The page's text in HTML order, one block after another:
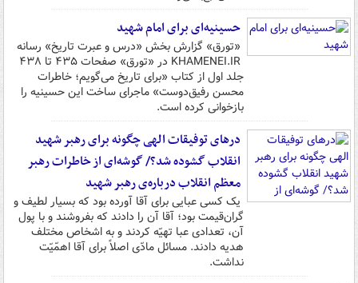
حسینیه‌ای برای امام شهید
«تورق» گزارش بخش «درس و عبرت تاریخ» رسانه
KHAMENEI.IR در «تورق» صفحات ۴۳۵ تا ۴۳۸
جلد اول از کتاب «برای تاریخ می‌گویم؛ خاطرات
محسن رفیق‌دوست» ماجرای ساخت این حسینیه را
بازخوانی کرده است.
درهای توفیقات الهی چگونه برای رهبر شهید
انقلاب گشوده شد؟/ گوشه‌ای از خاطرات رهبر
معظم انقلاب درباره‌ی رهبر شهید
یک کسی عبایی برای آقا آورده بود که بسیار لطیف و
گران‌قیمت بود؛ آقا آن را دادند که بفروشند و با پول
آن،‌ تعدادی عبا تهیّه کردند و به اشخاص مختلف
هدیه دادند. مسائل مادّی اصلاً برای آقا اهمّیّت
نداشت.